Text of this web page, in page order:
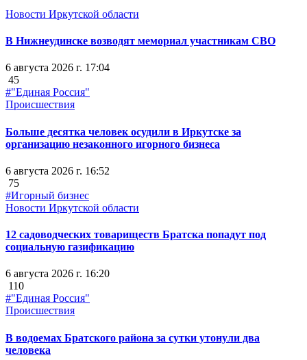
Новости Иркутской области
В Нижнеудинске возводят мемориал участникам СВО
6 августа 2026 г. 17:04
45
#"Единая Россия"
Происшествия
Больше десятка человек осудили в Иркутске за
организацию незаконного игорного бизнеса
6 августа 2026 г. 16:52
75
#Игорный бизнес
Новости Иркутской области
12 садоводческих товариществ Братска попадут под
социальную газификацию
6 августа 2026 г. 16:20
110
#"Единая Россия"
Происшествия
В водоемах Братского района за сутки утонули два
человека